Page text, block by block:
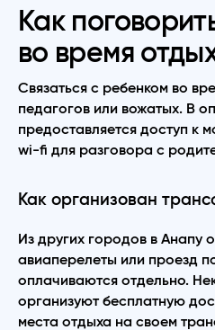
Как
во время
Связаться с ребенком во
педагогов или вожатых. В
предоставляется доступ к
wi-fi для разговора с
Как организован
Из других городов в Анапу
авиаперелеты или проезд
оплачиваются отдельно.
организуют бесплатную
места отдыха на своем